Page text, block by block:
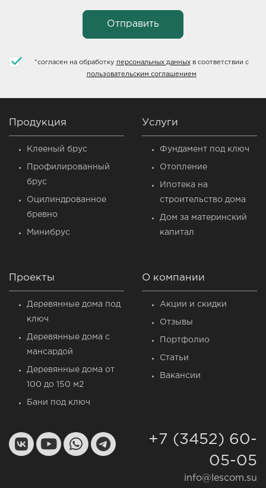
*согласен на обработку персональных данныхв соответствии с
пользовательским соглашением
Продукция
Клееный брус
Профилированный
брус
Оцилиндрованное
бревно
Минибрус
Услуги
Фундамент под ключ
Отопление
Ипотека на
строительство дома
Дом за материнский
капитал
Проекты
Деревянные дома под
ключ
Деревянные дома c
мансардой
Деревянные дома от
100 до 150 м2
Бани под ключ
О компании
Акции и скидки
Отзывы
Портфолио
Статьи
Вакансии
+7 (3452) 60-
05-05
info@lescom.su